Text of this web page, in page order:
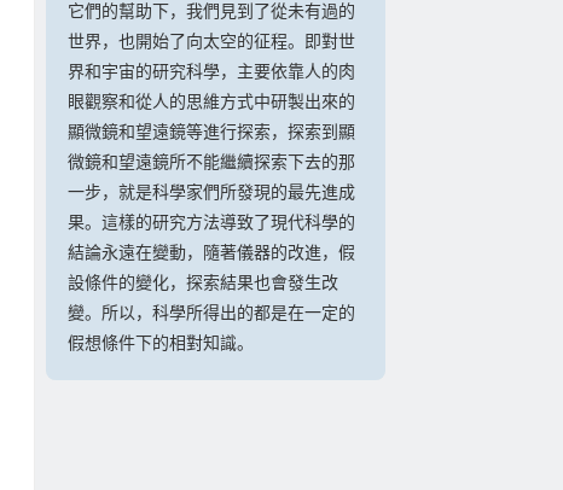
它們的幫助下，我們見到了從未有過的
世界，也開始了向太空的征程。即對世
界和宇宙的研究科學，主要依靠人的肉
眼觀察和從人的思維方式中研製出來的
顯微鏡和望遠鏡等進行探索，探索到顯
微鏡和望遠鏡所不能繼續探索下去的那
一步，就是科學家們所發現的最先進成
果。這樣的研究方法導致了現代科學的
結論永遠在變動，隨著儀器的改進，假
設條件的變化，探索結果也會發生改
變。所以，科學所得出的都是在一定的
假想條件下的相對知識。